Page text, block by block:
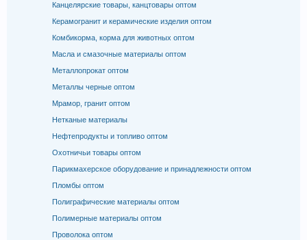
Канцелярские товары, канцтовары оптом
Керамогранит и керамические изделия оптом
Комбикорма, корма для животных оптом
Масла и смазочные материалы оптом
Металлопрокат оптом
Металлы черные оптом
Мрамор, гранит оптом
Нетканые материалы
Нефтепродукты и топливо оптом
Охотничьи товары оптом
Парикмахерское оборудование и принадлежности оптом
Пломбы оптом
Полиграфические материалы оптом
Полимерные материалы оптом
Проволока оптом